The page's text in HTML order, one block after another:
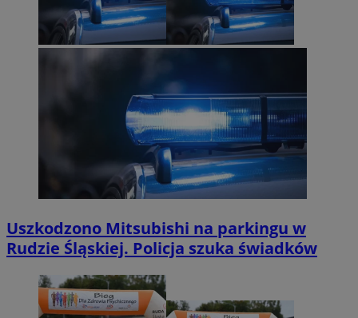
Uszkodzono Mitsubishi na parkingu w
Rudzie Śląskiej. Policja szuka świadków